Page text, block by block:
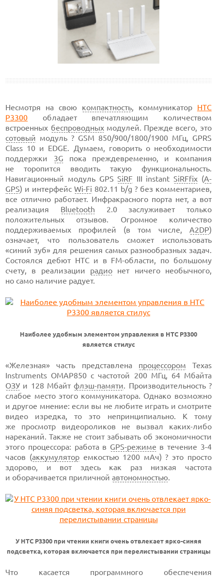
Несмотря на свою компактность, коммуникатор HTC
P3300 обладает впечатляющим количеством
встроенных беспроводныхмодулей. Прежде всего, это
сотовый модуль ? GSM 850/900/1800/1900 МГц, GPRS
Class 10 и EDGE. Думаем, говорить о необходимости
поддержки 3G пока преждевременно, и компания
не торопится вводить такую функциональность.
Навигационный модуль GPSSiRF III instantSiRFfix (A-
GPS) и интерфейсWi-Fi 802.11 b/g ? без комментариев,
все отлично работает. Инфракрасного порта нет, а вот
реализация Bluetooth 2.0 заслуживает только
положительных отзывов. Огромное количество
поддерживаемых профилей (в том числе, A2DP)
означает, что пользователь сможет использовать
«синий зуб» для решения самых разнообразных задач.
Состоялся дебют HTC и в FM-области, по большому
счету, в реализации радио нет ничего необычного,
но само наличие радует.
Наиболее удобным элементом управления в HTC P3300
является стилус
«Железная» часть представлена процессором Texas
Instruments OMAP850 с частотой 200 МГц, 64 Мбайта
ОЗУ и 128 Мбайтфлэш-памяти. Производительность ?
слабое место этого коммуникатора. Однако возможно
и другое мнение: если вы не любите играть и смотрите
видео изредка, то это непринципиально. К тому
же просмотр видеороликов не вызвал каких-либо
нареканий. Также не стоит забывать об экономичности
этого процессора: работа в GPS-режиме в течение 3-4
часов (аккумуляторемкостью 1200 мАч) ? это просто
здорово, и вот здесь как раз низкая частота
и оборачивается приличнойавтономностью.
У HTC P3300 при чтении книги очень отвлекает ярко-синяя
подсветка, которая включается при перелистывании страницы
Что касается программного обеспечения